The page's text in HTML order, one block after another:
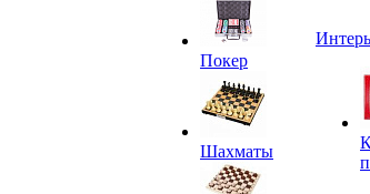
Покер
Шахматы